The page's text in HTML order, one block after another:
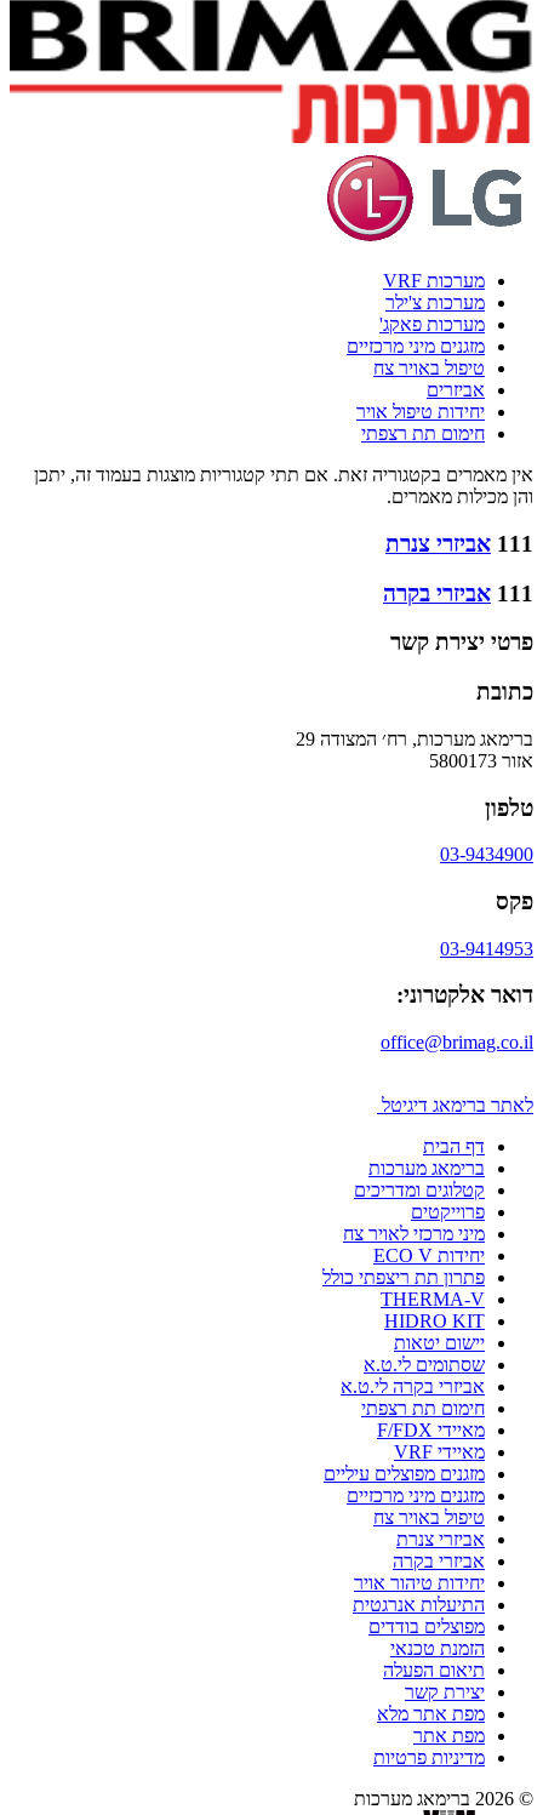
מערכות VRF
מערכות צ'ילר
מערכות פאקג'
מזגנים מיני מרכזיים
טיפול באויר צח
אביזרים
יחידות טיפול אויר
חימום תת רצפתי
אין מאמרים בקטגוריה זאת. אם תתי קטגוריות מוצגות בעמוד זה, יתכן
והן מכילות מאמרים.
111 אביזרי צנרת
111 אביזרי בקרה
פרטי יצירת קשר
כתובת
ברימאג מערכות, רח׳ המצודה 29
אזור 5800173
טלפון
03-9434900
פקס
03-9414953
דואר אלקטרוני:
office@brimag.co.il
לאתר ברימאג דיגיטל
דף הבית
ברימאג מערכות
קטלוגים ומדריכים
פרוייקטים
מיני מרכזי לאויר צח
יחידות ECO V
פתרון תת ריצפתי כולל
THERMA-V
HIDRO KIT
יישום יטאות
שסתומים לי.ט.א
אביזרי בקרה לי.ט.א
חימום תת רצפתי
מאיידי F/FDX
מאיידי VRF
מזגנים מפוצלים עיליים
מזגנים מיני מרכזיים
טיפול באויר צח
אביזרי צנרת
אביזרי בקרה
יחידות טיהור אויר
התיעלות אנרגטית
מפוצלים בודדים
הזמנת טכנאי
תיאום הפעלה
יצירת קשר
מפת אתר מלא
מפת אתר
מדיניות פרטיות
© 2026 ברימאג מערכות